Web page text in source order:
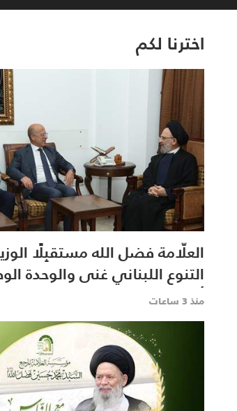
اخترنا لكم
العلّامة فضل الله مستقبِلًا
التنوع اللبناني غنى والوحدة
أساس
منذ 3 ساعات